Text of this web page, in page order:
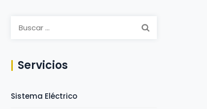
Servicios
Sistema Eléctrico